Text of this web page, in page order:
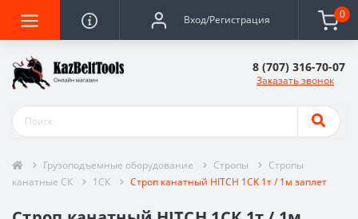
Вход/Регистрация 0
8 (707) 316-70-07
Заказать звонок
Грузоподъемные оборудование Стропы
Стропы
канатные СК
1СК Строп канатный HITCH 1СК 1т / 1м заплет